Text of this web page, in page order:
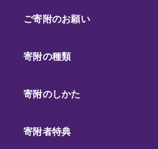
ご寄附のお願い
寄附の種類
寄附のしかた
寄附者特典